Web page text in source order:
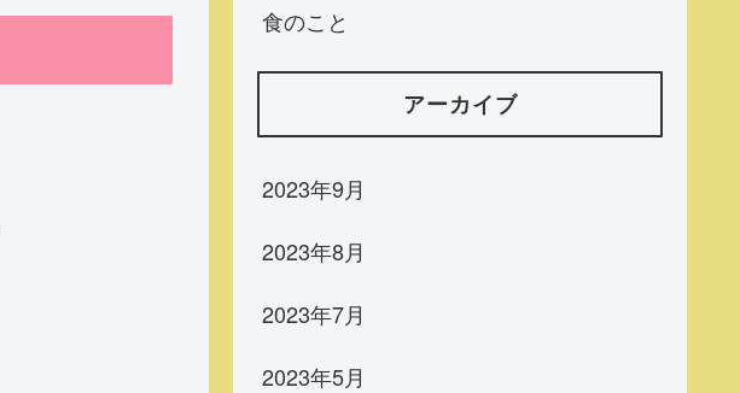
食のこと
アーカイブ
2023年9月
2023年8月
2023年7月
2023年5月